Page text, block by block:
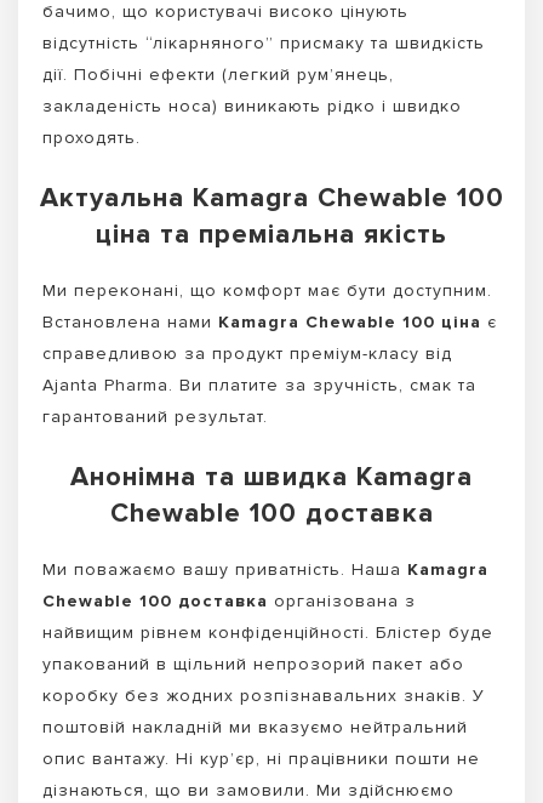
бачимо, що користувачі високо цінують
відсутність “лікарняного” присмаку та швидкість
дії. Побічні ефекти (легкий рум’янець,
закладеність носа) виникають рідко і швидко
проходять.
Актуальна Kamagra Chewable 100
ціна та преміальна якість
Ми переконані, що комфорт має бути доступним.
Встановлена нами Kamagra Chewable 100 ціна є
справедливою за продукт преміум-класу від
Ajanta Pharma. Ви платите за зручність, смак та
гарантований результат.
Анонімна та швидка Kamagra
Chewable 100 доставка
Ми поважаємо вашу приватність. Наша Kamagra
Chewable 100 доставка організована з
найвищим рівнем конфіденційності. Блістер буде
упакований в щільний непрозорий пакет або
коробку без жодних розпізнавальних знаків. У
поштовій накладній ми вказуємо нейтральний
опис вантажу. Ні кур’єр, ні працівники пошти не
дізнаються, що ви замовили. Ми здійснюємо